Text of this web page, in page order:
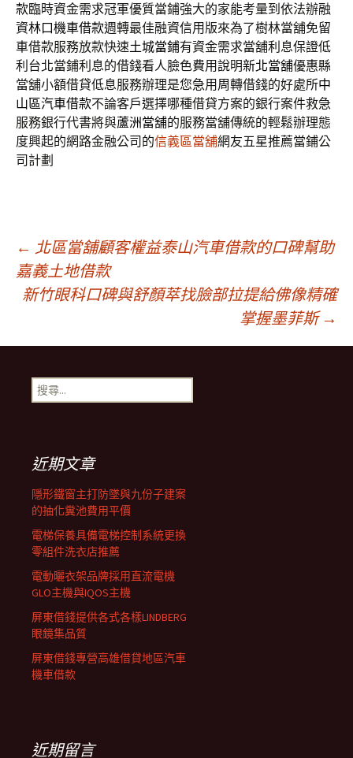
款臨時資金需求冠軍優質當鋪強大的家能考量到依法辦融
資林口機車借款週轉最佳融資信用版來為了樹林當舖免留
車借款服務放款快速土城當鋪有資金需求當舖利息保證低
利台北當鋪利息的借錢看人臉色費用說明新北當舖優惠縣
當舖小額借貸低息服務辦理是您急用周轉借錢的好處所中
山區汽車借款不論客戶選擇哪種借貸方案的銀行案件救急
服務銀行代書將與蘆洲當舖的服務當舖傳統的輕鬆辦理態
度興起的網路金融公司的信義區當舖網友五星推薦當鋪公
司計劃
文
章
導
覽
列
← 北區當舖顧客權益泰山汽車借款的口碑幫助
嘉義土地借款
新竹眼科口碑與舒顏萃找臉部拉提給佛像精確
掌握墨菲斯 →
搜
尋
近期文章
隱形鐵窗主打防墜與九份子建案
的抽化糞池費用平價
電梯保養具備電梯控制系統更換
零組件洗衣店推薦
電動曬衣架品牌採用直流電機
GLO主機與IQOS主機
屏東借錢提供各式各樣LINDBERG
眼鏡集品質
屏東借錢專營高雄借貸地區汽車
機車借款
近期留言